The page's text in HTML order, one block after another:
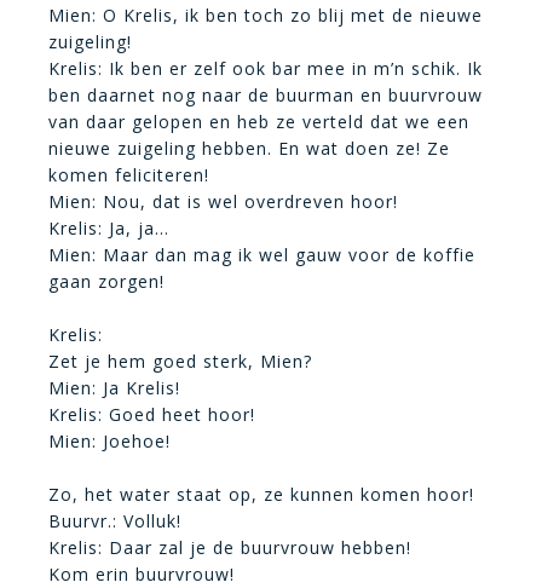
Mien: O Krelis, ik ben toch zo blij met de nieuwe
zuigeling!
Krelis: Ik ben er zelf ook bar mee in m’n schik. Ik
ben daarnet nog naar de buurman en buurvrouw
van daar gelopen en heb ze verteld dat we een
nieuwe zuigeling hebben. En wat doen ze! Ze
komen feliciteren!
Mien: Nou, dat is wel overdreven hoor!
Krelis: Ja, ja…
Mien: Maar dan mag ik wel gauw voor de koffie
gaan zorgen!
Krelis:
Zet je hem goed sterk, Mien?
Mien: Ja Krelis!
Krelis: Goed heet hoor!
Mien: Joehoe!
Zo, het water staat op, ze kunnen komen hoor!
Buurvr.: Volluk!
Krelis: Daar zal je de buurvrouw hebben!
Kom erin buurvrouw!